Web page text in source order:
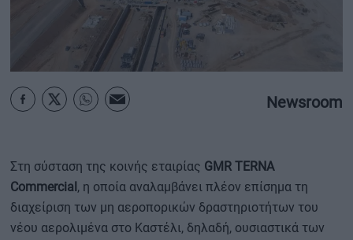
ΟΡΟΙ ΧΡΗΣΗΣ
ΕΠΙΚΟΙΝΩΝΙΑ
Newsroom
Στη σύσταση της κοινής εταιρίας GMR TERNA
Commercial , η οποία αναλαμβάνει πλέον επίσημα τη
διαχείριση των μη αεροπορικών δραστηριοτήτων του
νέου αερολιμένα στο Καστέλι, δηλαδή, ουσιαστικά των